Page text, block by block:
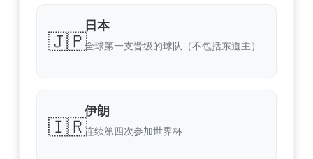
🇯🇵
日本
全球第一支晋级的球队（不包括东道主）
🇮🇷
伊朗
连续第四次参加世界杯